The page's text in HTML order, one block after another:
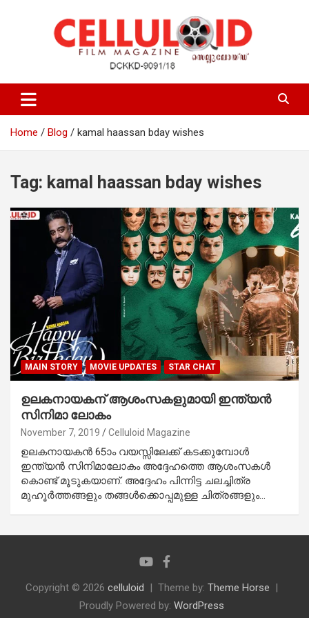
celluloid
Home Blog kamal haassan bday wishes
Tag: kamal haassan bday wishes
MAIN STORY MOVIE UPDATES STAR CHAT
ഉലകനായകന് ആശംസകളുമായി ഇന്ത്യന്‍
സിനിമാ ലോകം
November 7, 2019 Celluloid Magazine
ഉലകനായകന്‍ 65ാം വയസ്സിലേക്ക് കടക്കുമ്പോള്‍
ഇന്ത്യന്‍ സിനിമാലോകം അദ്ദേഹത്തെ ആശംസകള്‍
കൊണ്ട് മൂടുകയാണ്. അദ്ദേഹം പിന്നിട്ട ചലച്ചിത്ര
മുഹൂര്‍ത്തങ്ങളും തങ്ങള്‍ക്കൊപ്പമുള്ള ചിത്രങ്ങളും…
Copyright © 2026 celluloid Theme by: Theme Horse
Proudly Powered by: WordPress